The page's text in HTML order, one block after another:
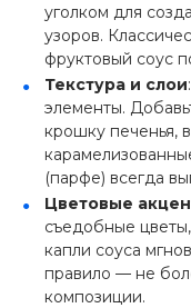
уголком для
узоров.
фруктовый соус
Текстура и слои
элементы.
крошку печенья,
(парфе) всегда
Цветовые
съедобные
капли соуса
правило — не
композиции.